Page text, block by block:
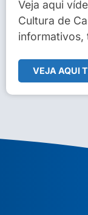
Veja aqui
Cultura de
informativos,
VEJA AQUI